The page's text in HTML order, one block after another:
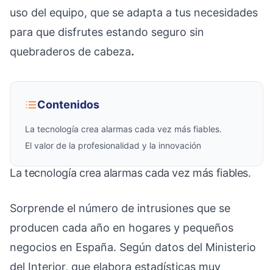
uso del equipo, que se adapta a tus necesidades
para que disfrutes estando seguro sin
quebraderos de cabeza.
Contenidos
La tecnología crea alarmas cada vez más fiables.
El valor de la profesionalidad y la innovación
La tecnología crea alarmas cada vez más fiables.
Sorprende el número de intrusiones que se
producen cada año en hogares y pequeños
negocios en España. Según datos del Ministerio
del Interior, que elabora estadísticas muy